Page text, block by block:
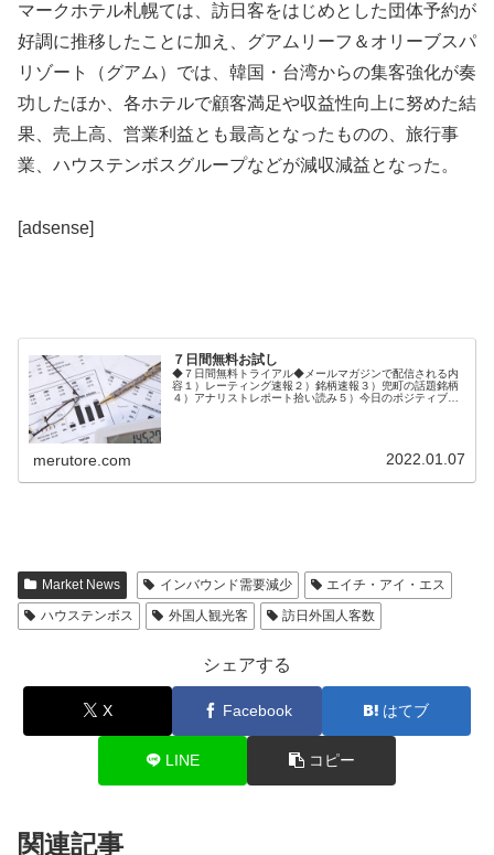
マークホテル札幌ては、訪日客をはじめとした団体予約が
好調に推移したことに加え、グアムリーフ＆オリーブスパ
リゾート（グアム）では、韓国・台湾からの集客強化が奏
功したほか、各ホテルで顧客満足や収益性向上に努めた結
果、売上高、営業利益とも最高となったものの、旅行事
業、ハウステンボスグループなどが減収減益となった。
[adsense]
７日間無料お試し
◆７日間無料トライアル◆メールマガジンで配信される内
容１）レーティング速報２）銘柄速報３）兜町の話題銘柄
４）アナリストレポート拾い読み５）今日のポジティブ＆
merutore.com 2022.01.07
Market News インバウンド需要減少
エイチ・アイ・エス
ハウステンボス
外国人観光客 訪日外国人客数
シェアする
X Facebook はてブ
LINE コピー
関連記事